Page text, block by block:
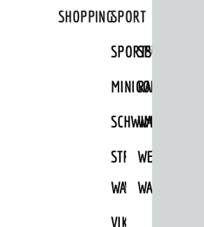
SHOPPINGSPORT
SPORTSTÄTTEN
MINIGOLFRADFAHREN
SCHWIMMEN
STRANDBAD
WAIDSEE
TSG
VIKTOR-
WANDERN
WEINHEIMER